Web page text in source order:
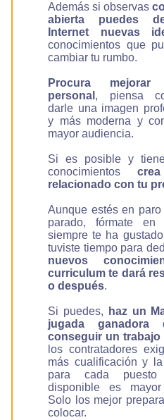
Además si observas
abierta puedes
Internet nuevas
conocimientos que
cambiar tu rumbo.
Procura
personal , piensa
darle una imagen
y más moderna y
mayor audiencia.
Si es posible y
conocimientos
relacionado con tu
Aunque estés en
parado, fórmate en
siempre te ha
tuviste tiempo para
nuevos
curriculum te dará
o después.
Si puedes,
haz un
jugada
conseguir un trabajo
los contratadores
más cualificación y la
para cada
disponible es
Solo los mejor
colocar.